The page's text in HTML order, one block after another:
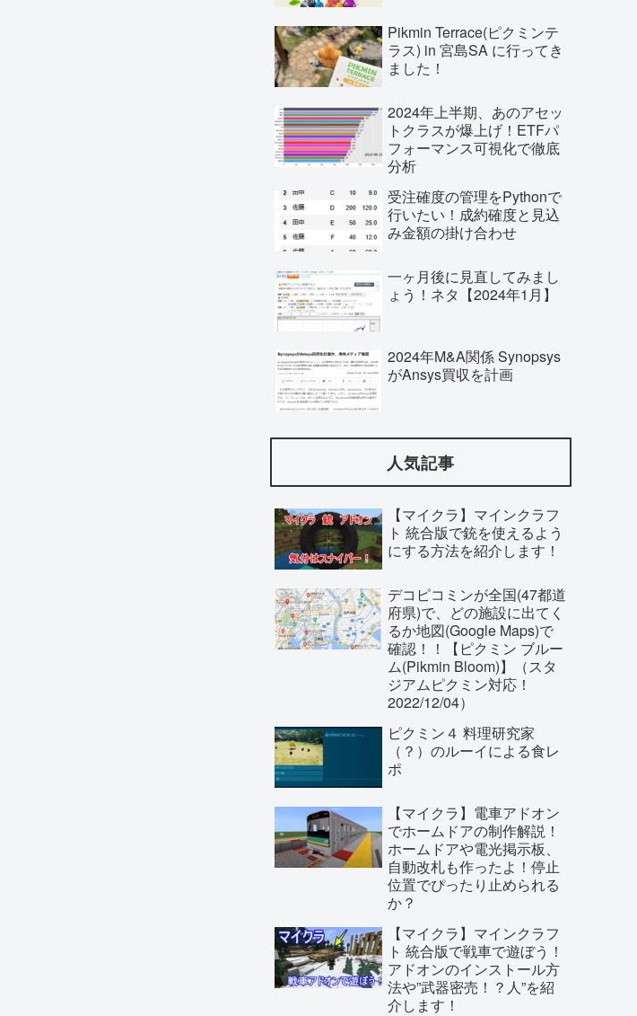
Pikmin Terrace(ピクミンテ
ラス) in 宮島SA に行ってき
ました！
2024年上半期、あのアセッ
トクラスが爆上げ！ETFパ
フォーマンス可視化で徹底
分析
受注確度の管理をPythonで
行いたい！成約確度と見込
み金額の掛け合わせ
一ヶ月後に見直してみまし
ょう！ネタ【2024年1月】
2024年M&A関係 Synopsys
がAnsys買収を計画
人気記事
【マイクラ】マインクラフ
ト 統合版で銃を使えるよう
にする方法を紹介します！
デコピコミンが全国(47都道
府県)で、どの施設に出てく
るか地図(Google Maps)で
確認！！【ピクミン ブルー
ム(Pikmin Bloom)】（スタ
ジアムピクミン対応！
2022/12/04）
ピクミン４ 料理研究家
（？）のルーイによる食レ
ポ
【マイクラ】電車アドオン
でホームドアの制作解説！
ホームドアや電光掲示板、
自動改札も作ったよ！停止
位置でぴったり止められる
か？
【マイクラ】マインクラフ
ト 統合版で戦車で遊ぼう！
アドオンのインストール方
法や”武器密売！？人”を紹
介します！